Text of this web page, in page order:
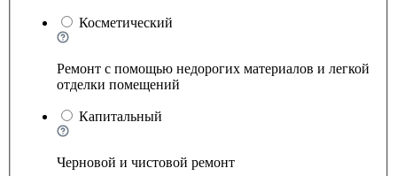
Косметический
Ремонт с помощью недорогих материалов и легкой
отделки помещений
Капитальный
Черновой и чистовой ремонт